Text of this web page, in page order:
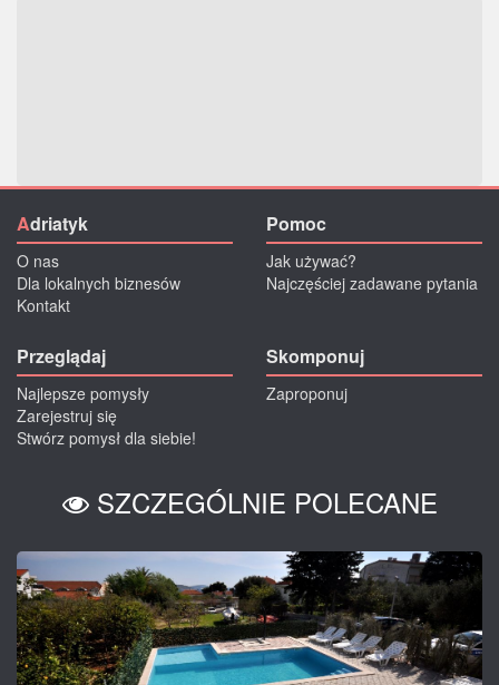
Adriatyk
O nas
Dla lokalnych biznesów
Kontakt
Pomoc
Jak używać?
Najczęściej zadawane pytania
Przeglądaj
Najlepsze pomysły
Zarejestruj się
Stwórz pomysł dla siebie!
Skomponuj
Zaproponuj
SZCZEGÓLNIE POLECANE